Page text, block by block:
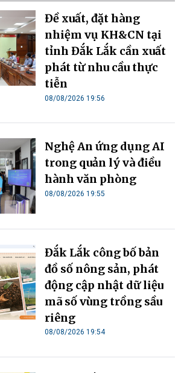
Đề xuất, đặt hàng
nhiệm vụ KH&CN tại
tỉnh Đắk Lắk cần xuất
phát từ nhu cầu thực
tiễn
08/08/2026 19:56
Nghệ An ứng dụng AI
trong quản lý và điều
hành văn phòng
08/08/2026 19:55
Đắk Lắk công bố bản
đồ số nông sản, phát
động cập nhật dữ liệu
mã số vùng trồng sầu
riêng
08/08/2026 19:54